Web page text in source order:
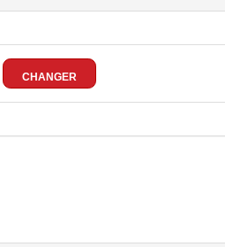
CHANGER